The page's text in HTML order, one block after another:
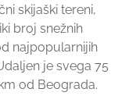
skijaški tereni,
broj snežnih
najpopularnijih
je svega 75
od Beograda.